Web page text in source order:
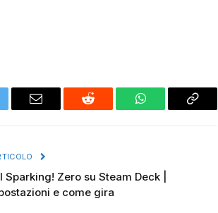
Email Reddit WhatsAppCopy
Sparking! Zero su Steam Deck |
e come gira